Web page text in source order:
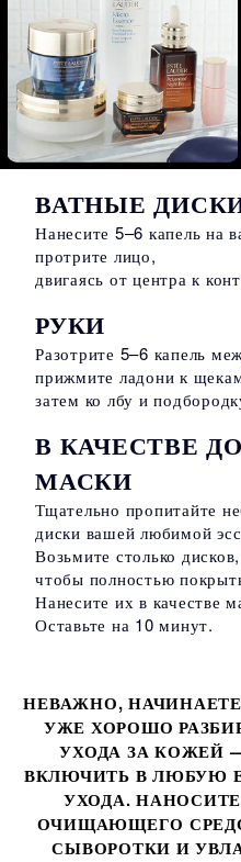
ВАТНЫЕ
Нанесите 5–6 капель на
протрите лицо,
двигаясь от центра к
РУКИ
Разотрите 5–6 капель
прижмите ладони к
затем ко лбу и
В КАЧЕСТВЕ
МАСКИ
Тщательно пропитайте
диски вашей любимой
Возьмите столько
чтобы полностью
Нанесите их в качестве
Оставьте на 10 минут.
НЕВАЖНО,
УЖЕ ХОРОШО
УХОДА ЗА КОЖЕЙ
ВКЛЮЧИТЬ В ЛЮБУЮ
УХОДА.
ОЧИЩАЮЩЕГО
СЫВОРОТКИ И